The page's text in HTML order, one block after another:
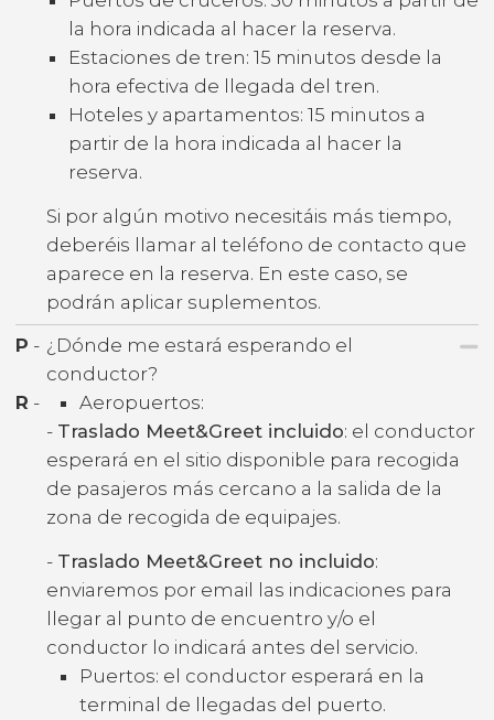
la hora indicada al hacer la reserva.
Estaciones de tren: 15 minutos desde la
hora efectiva de llegada del tren.
Hoteles y apartamentos: 15 minutos a
partir de la hora indicada al hacer la
reserva.
Si por algún motivo necesitáis más tiempo,
deberéis llamar al teléfono de contacto que
aparece en la reserva. En este caso, se
podrán aplicar suplementos.
P - ¿Dónde me estará esperando el
conductor?
R -
Aeropuertos:
- Traslado Meet&Greet incluido: el conductor
esperará en el sitio disponible para recogida
de pasajeros más cercano a la salida de la
zona de recogida de equipajes.
- Traslado Meet&Greet no incluido:
enviaremos por email las indicaciones para
llegar al punto de encuentro y/o el
conductor lo indicará antes del servicio.
Puertos: el conductor esperará en la
terminal de llegadas del puerto.